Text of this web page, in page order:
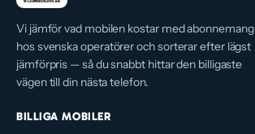
Vi jämför vad mobilen kostar med abonnemang
hos svenska operatörer och sorterar efter lägst
jämförpris — så du snabbt hittar den billigaste
vägen till din nästa telefon.
BILLIGA MOBILER